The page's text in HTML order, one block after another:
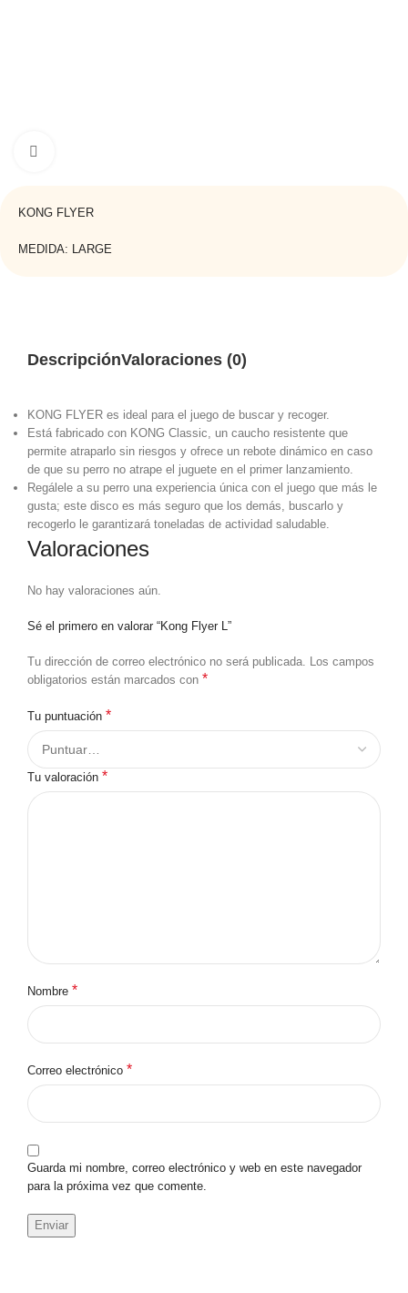
KONG FLYER
MEDIDA: LARGE
DescripciónValoraciones (0)
KONG FLYER es ideal para el juego de buscar y recoger.
Está fabricado con KONG Classic, un caucho resistente que
permite atraparlo sin riesgos y ofrece un rebote dinámico en caso
de que su perro no atrape el juguete en el primer lanzamiento.
Regálele a su perro una experiencia única con el juego que más le
gusta; este disco es más seguro que los demás, buscarlo y
recogerlo le garantizará toneladas de actividad saludable.
Valoraciones
No hay valoraciones aún.
Sé el primero en valorar “Kong Flyer L”
Tu dirección de correo electrónico no será publicada. Los campos
obligatorios están marcados con *
Tu puntuación *
Tu valoración *
Nombre *
Correo electrónico *
Guarda mi nombre, correo electrónico y web en este navegador
para la próxima vez que comente.